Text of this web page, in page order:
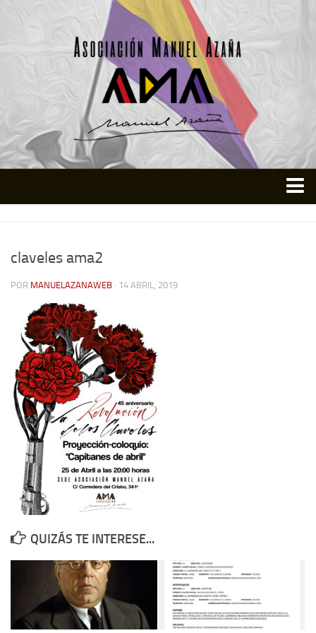
Actividades
Colabora
Contacto
Memoria Histórica
Investigación previa de la represión en Talavera de la Reina (1937-
1947).
Informe Represión en Toledo 1936-1947 | Buscador
Informe de la fosa de abril de 1939 de Tembleque
Enciclopedia Republicana
Militantes históricos IR
Izquierda Republicana. Agrupaciones y Militantes (1934-1939)
Izquierda Republicana. Navarra
Izquierda Republicana. Galicia
Textos esenciales del republicanismo
claveles ama2
POR MANUELAZANAWEB · 14 ABRIL, 2019
QUIZÁS TE INTERESE...